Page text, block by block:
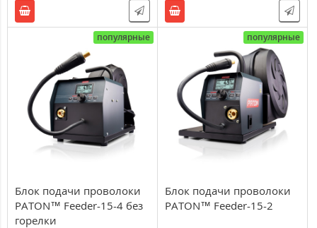
популярные
Блок подачи проволоки
PATON™ Feeder-15-4 без
горелки
популярные
Блок подачи проволоки
PATON™ Feeder-15-2